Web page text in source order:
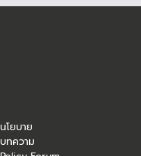
นโยบาย
บทความ